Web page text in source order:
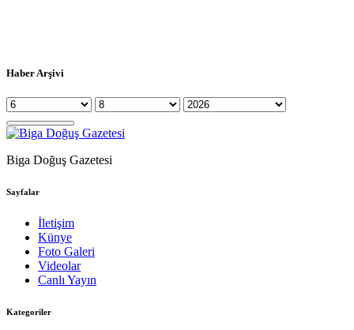
Haber Arşivi
Biga Doğuş Gazetesi
Sayfalar
İletişim
Künye
Foto Galeri
Videolar
Canlı Yayın
Kategoriler